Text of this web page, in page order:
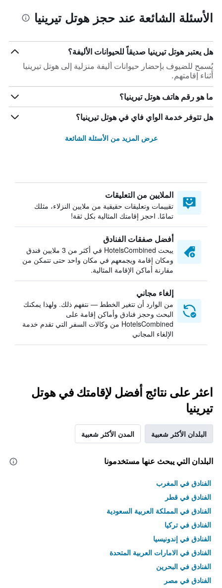
الأسئلة الشائعة عند حجز هوتل تيرينيا
هل يعتبر هوتل تيرينيا صديقاً للحيوانات الأليفة؟
يُسمح للضيوف بإحضار حيوانات أليفة منزلية إلى هوتل تيرينيا
أثناء إقامتهم.
ما هو رقم هاتف هوتل تيرينيا؟
هل تتوفر خدمة الواي فاي في هوتل تيرينيا؟
عرض المزيد من الأسئلة الشائعة
الملايين من التعليقات
تقييمات وتعليقات حقيقية من ملايين النزلاء، مثلك
تمامًا. احجز إقامتك المثالية بكل ثقة!
أفضل صفقات الفنادق
يبحث HotelsCombined في أكثر من 3 ملايين فندق
ومكان إقامة ويجمعهم في مكان واحد حتى تتمكن من
مقارنة أماكن الإقامة المثالية.
إلغاء مجاني
من الوارد أن تتغير الخطط — نتفهم ذلك. ولهذا يمكنك
البحث وحجز فنادق وأماكن إقامة على
HotelsCombined من وكالات السفر التي تقدم خدمة
الإلغاء المجاني
اعثر على نتائج أفضل لإقامتك في هوتل
تيرينيا
البلدان الأكثر شعبية المدن الأكثر شعبية
البلدان التي يبحث عنها مستخدمونا
الفنادق في المغرب
الفنادق في قطر
الفنادق في المملكة العربية السعودية
الفنادق في تركيا
الفنادق في إندونيسيا
الفنادق في الامارات العربية المتحدة
الفنادق في البحرين
الفنادق في مصر